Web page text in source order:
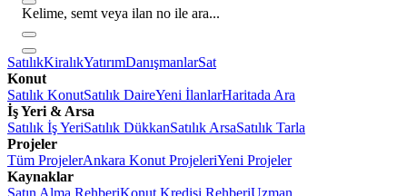
Kelime, semt veya ilan no ile ara...
SatılıkKiralıkYatırımDanışmanlarSat
Konut
Satılık KonutSatılık DaireYeni İlanlarHaritada Ara
İş Yeri & Arsa
Satılık İş YeriSatılık DükkanSatılık ArsaSatılık Tarla
Projeler
Tüm ProjelerAnkara Konut ProjeleriYeni Projeler
Kaynaklar
Satın Alma RehberiKonut Kredisi RehberiUzman